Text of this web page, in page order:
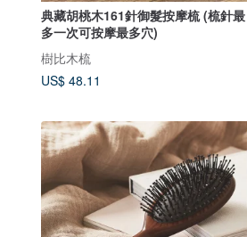
典藏胡桃木161針御髮按摩梳 (梳針最
多一次可按摩最多穴)
樹比木梳
US$ 48.11